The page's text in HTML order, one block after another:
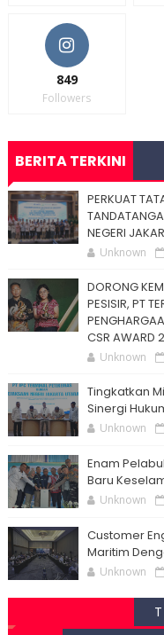
849
Followers
BERITA TERKINI
PERKUAT
NEGERI
Unknown
DORONG
PESISIR, PT
CSR AWARD
Unknown
Tingkatkan
Sinergi
Unknown
Enam
Baru
Unknown
Customer
Maritim
Unknown